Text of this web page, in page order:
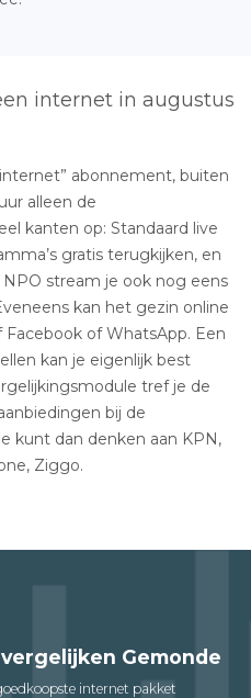
internet in augustus
abonnement, buiten
alleen de
kanten op: Standaard live
gratis terugkijken, en
stream je ook nog eens
kan het gezin online
Facebook of WhatsApp. Een
kan je eigenlijk best
tref je de
bij de
kunt dan denken aan KPN,
Ziggo.
Gemonde
internet pakket